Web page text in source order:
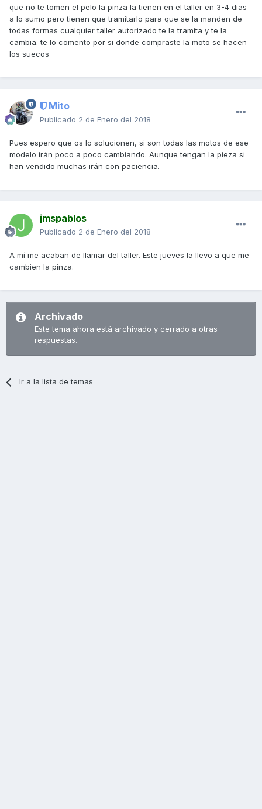
que no te tomen el pelo la pinza la tienen en el taller en 3-4 dias
a lo sumo pero tienen que tramitarlo para que se la manden de
todas formas cualquier taller autorizado te la tramita y te la
cambia. te lo comento por si donde compraste la moto se hacen
los suecos
Mito
Publicado 2 de Enero del 2018
Pues espero que os lo solucionen, si son todas las motos de ese
modelo irán poco a poco cambiando. Aunque tengan la pieza si
han vendido muchas irán con paciencia.
jmspablos
Publicado 2 de Enero del 2018
A mí me acaban de llamar del taller. Este jueves la llevo a que me
cambien la pinza.
Archivado
Este tema ahora está archivado y cerrado a otras
respuestas.
Ir a la lista de temas